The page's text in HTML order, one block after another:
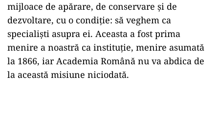
mijloace de apărare, de conservare și de
dezvoltare, cu o condiție: să veghem ca
specialiști asupra ei. Aceasta a fost prima
menire a noastră ca instituție, menire asumată
la 1866, iar Academia Română nu va abdica de
la această misiune niciodată.